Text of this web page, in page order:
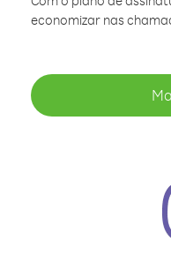
economizar nas